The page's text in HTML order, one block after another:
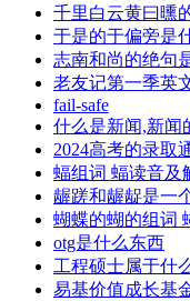
千里白云黄曰曛
于是的于偏旁是
志南和尚的绝句
老友记第一季英
fail-safe
什么是新闻,新闻
2024高考的录取
蝠组词 蝠读音及
龌蹉和龌龊是一
蝴蝶的蝴的组词
otg是什么东西
工程硕士属于什
易基价值成长基